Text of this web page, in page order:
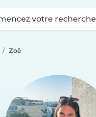
votre recherche
Zoë